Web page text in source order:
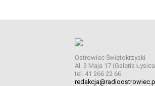
Ostrowiec Świętokrzyski
Al. 3 Maja 17 (Galeria
tel. 41 266 22 66
redakcja@radioostrowiec.pl